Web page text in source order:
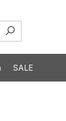
SALE